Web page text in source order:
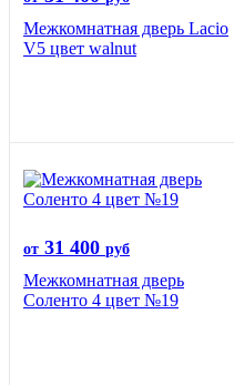
Межкомнатная дверь Lacio
V5 цвет walnut
от 31 400 руб
Межкомнатная дверь
Соленто 4 цвет №19